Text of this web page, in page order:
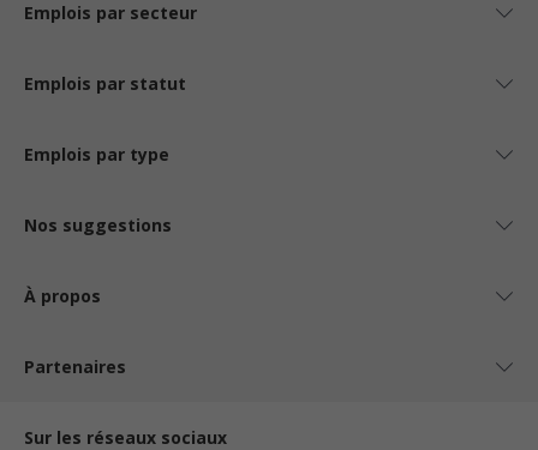
Emplois par secteur
Emplois par statut
Emplois par type
Nos suggestions
À propos
Partenaires
Sur les réseaux sociaux